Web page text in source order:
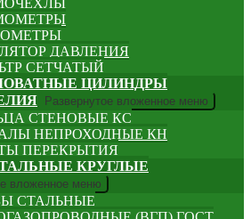
ДАВЛЕНИЯ
СЕТЧАТЫЙ
ЦИЛИНДРЫ
Развернутое вложенное меню
СТЕНОВЫЕ КС
НЕПРОХОДНЫЕ КН
ПЕРЕКРЫТИЯ
КРУГЛЫЕ
вложенное меню
СТАЛЬНЫЕ